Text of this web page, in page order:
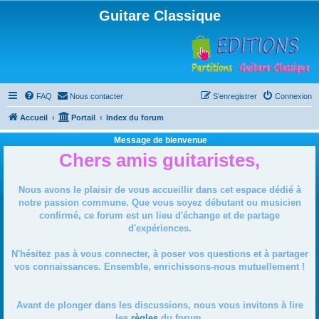
Guitare Classique
FAQ Nous contacter Connexion
S’enregistrer
Accueil Portail Index du forum
Message de bienvenue
Chers amis guitaristes,
Nous avons le plaisir de vous accueillir dans cet espace dédié à
notre passion commune. Que vous soyez débutant ou musicien
confirmé, ce forum est un lieu d'échange et de partage
d'expériences.
N'hésitez pas à vous connecter, à poser vos questions et à partager
vos connaissances. Ensemble, enrichissons-nous mutuellement !
Avant de plonger dans les discussions, nous vous invitons à lire